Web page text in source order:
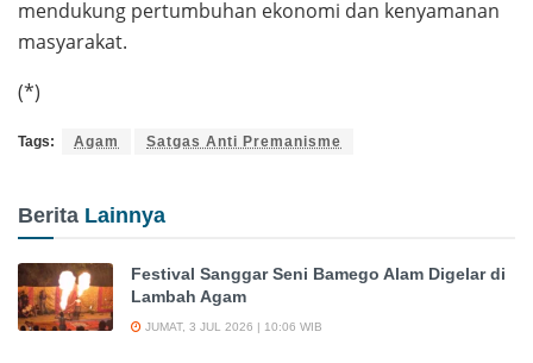
mendukung pertumbuhan ekonomi dan kenyamanan
masyarakat.
(*)
Tags: Agam Satgas Anti Premanisme
Berita Lainnya
Festival Sanggar Seni Bamego Alam Digelar di
Lambah Agam
JUMAT, 3 JUL 2026 | 10:06 WIB